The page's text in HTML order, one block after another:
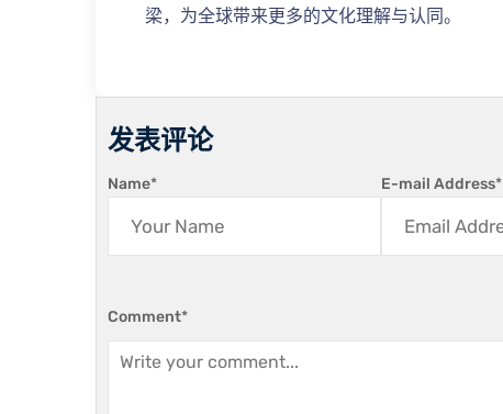
梁，为全球带来更多的文化理解与认同。
发表评论
Name* E-mail Address*
Comment*